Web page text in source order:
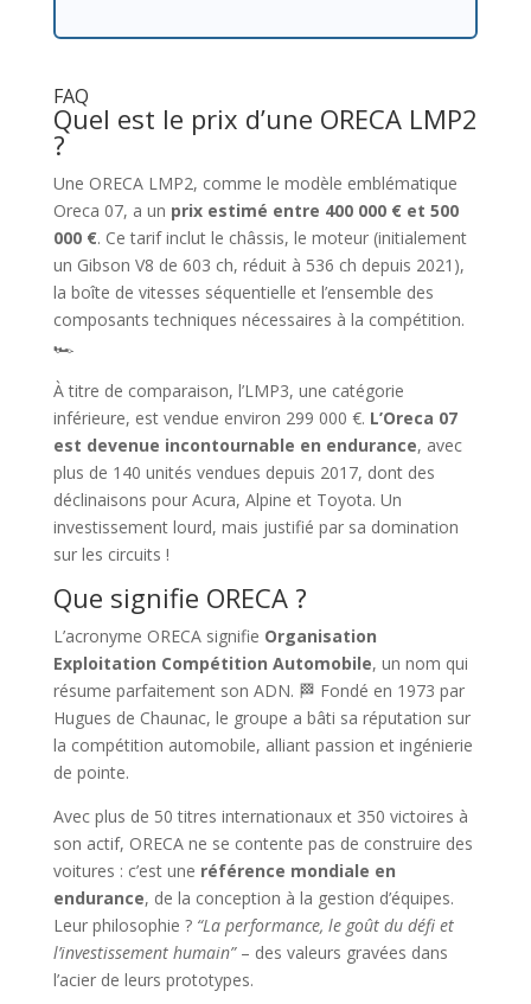
FAQ
Quel est le prix d’une ORECA LMP2
?
Une ORECA LMP2, comme le modèle emblématique
Oreca 07, a un prix estimé entre 400 000 € et 500
000 €. Ce tarif inclut le châssis, le moteur (initialement
un Gibson V8 de 603 ch, réduit à 536 ch depuis 2021),
la boîte de vitesses séquentielle et l’ensemble des
composants techniques nécessaires à la compétition.
🏎️
À titre de comparaison, l’LMP3, une catégorie
inférieure, est vendue environ 299 000 €. L’Oreca 07
est devenue incontournable en endurance, avec
plus de 140 unités vendues depuis 2017, dont des
déclinaisons pour Acura, Alpine et Toyota. Un
investissement lourd, mais justifié par sa domination
sur les circuits !
Que signifie ORECA ?
L’acronyme ORECA signifie Organisation
Exploitation Compétition Automobile, un nom qui
résume parfaitement son ADN. 🏁 Fondé en 1973 par
Hugues de Chaunac, le groupe a bâti sa réputation sur
la compétition automobile, alliant passion et ingénierie
de pointe.
Avec plus de 50 titres internationaux et 350 victoires à
son actif, ORECA ne se contente pas de construire des
voitures : c’est une référence mondiale en
endurance, de la conception à la gestion d’équipes.
Leur philosophie ? “La performance, le goût du défi et
l’investissement humain”– des valeurs gravées dans
l’acier de leurs prototypes.